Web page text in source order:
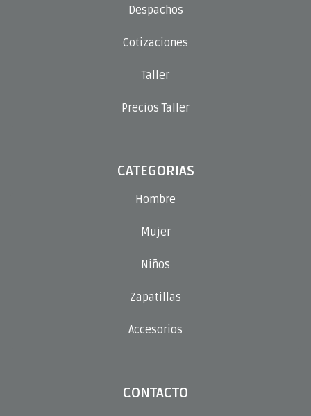
Despachos
Cotizaciones
Taller
Precios Taller
CATEGORIAS
Hombre
Mujer
Niños
Zapatillas
Accesorios
CONTACTO